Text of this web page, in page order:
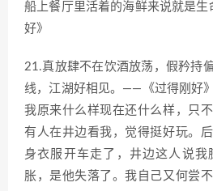
船上餐厅里活着的海鲜来说就是
好》
21.真放肆不在饮酒放荡，假矜持
线，江湖好相见。——《过得刚好
我原来什么样现在还什么样，只
有人在井边看我，觉得挺好玩。
身衣服开车走了，井边这人说我
胀，是他失落了。我自己又何尝